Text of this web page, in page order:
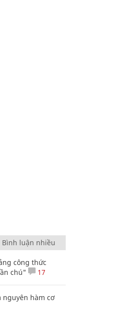
Bình luận nhiều
công thức
chú"
17
nguyên hàm cơ